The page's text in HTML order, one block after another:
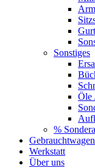
Sonstiges
Öle
%
Gebrauchtwagen
Werkstatt
Über uns